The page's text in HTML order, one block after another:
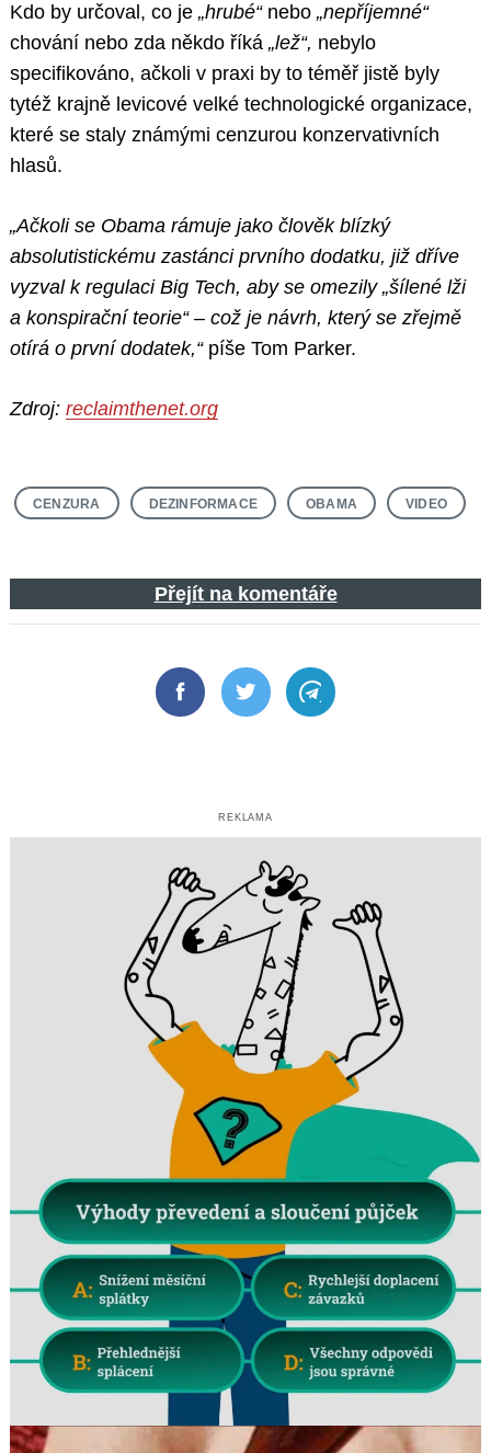
Kdo by určoval, co je „hrubé“ nebo „nepříjemné“
chování nebo zda někdo říká „lež“, nebylo
specifikováno, ačkoli v praxi by to téměř jistě byly
tytéž krajně levicové velké technologické organizace,
které se staly známými cenzurou konzervativních
hlasů.
„Ačkoli se Obama rámuje jako člověk blízký
absolutistickému zastánci prvního dodatku, již dříve
vyzval k regulaci Big Tech, aby se omezily „šílené lži
a konspirační teorie“ – což je návrh, který se zřejmě
otírá o první dodatek,“píše Tom Parker.
Zdroj: reclaimthenet.org
CENZURA DEZINFORMACE OBAMA VIDEO
Přejít na komentáře
FacebookTwitter Telegram
REKLAMA